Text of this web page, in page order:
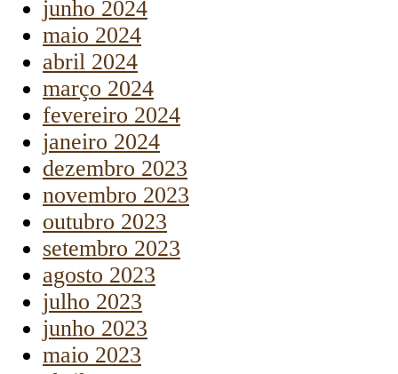
junho 2024
maio 2024
abril 2024
março 2024
fevereiro 2024
janeiro 2024
dezembro 2023
novembro 2023
outubro 2023
setembro 2023
agosto 2023
julho 2023
junho 2023
maio 2023